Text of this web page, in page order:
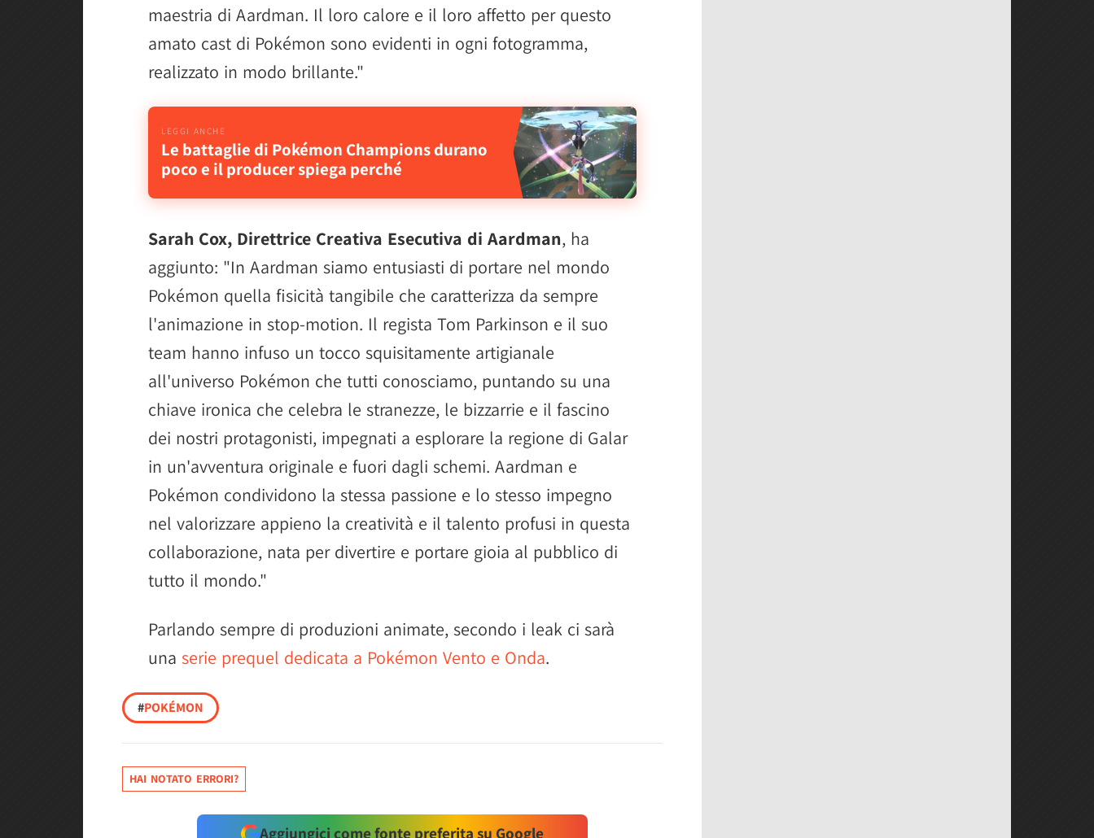
maestria di Aardman. Il loro calore e il loro affetto per questo
amato cast di Pokémon sono evidenti in ogni fotogramma,
realizzato in modo brillante."
Le battaglie di Pokémon Champions durano
poco e il producer spiega perché
Sarah Cox, Direttrice Creativa Esecutiva di Aardman, ha
aggiunto: "In Aardman siamo entusiasti di portare nel mondo
Pokémon quella fisicità tangibile che caratterizza da sempre
l'animazione in stop-motion. Il regista Tom Parkinson e il suo
team hanno infuso un tocco squisitamente artigianale
all'universo Pokémon che tutti conosciamo, puntando su una
chiave ironica che celebra le stranezze, le bizzarrie e il fascino
dei nostri protagonisti, impegnati a esplorare la regione di Galar
in un'avventura originale e fuori dagli schemi. Aardman e
Pokémon condividono la stessa passione e lo stesso impegno
nel valorizzare appieno la creatività e il talento profusi in questa
collaborazione, nata per divertire e portare gioia al pubblico di
tutto il mondo."
Parlando sempre di produzioni animate, secondo i leak ci sarà
una serie prequel dedicata a Pokémon Vento e Onda.
#POKÉMON
HAI NOTATO ERRORI?
Aggiungici come fonte preferita su Google